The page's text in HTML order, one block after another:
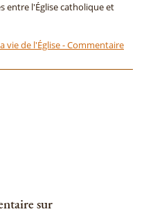
entre l'Église catholique et
vie de l'Église - Commentaire
sur